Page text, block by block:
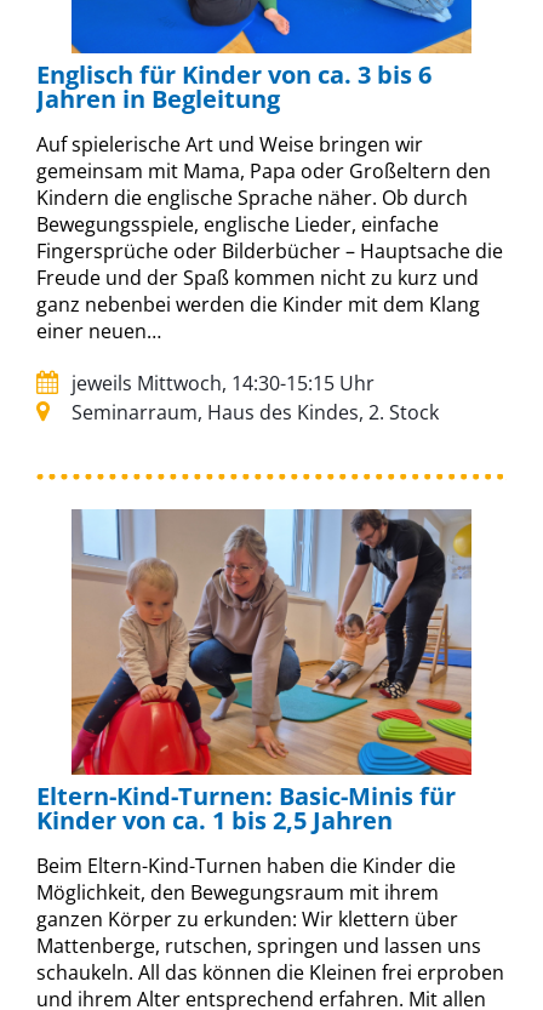
Englisch für Kinder von ca. 3 bis 6
Jahren in Begleitung
Auf spielerische Art und Weise bringen wir
gemeinsam mit Mama, Papa oder Großeltern den
Kindern die englische Sprache näher. Ob durch
Bewegungsspiele, englische Lieder, einfache
Fingersprüche oder Bilderbücher – Hauptsache die
Freude und der Spaß kommen nicht zu kurz und
ganz nebenbei werden die Kinder mit dem Klang
einer neuen…
jeweils Mittwoch, 14:30-15:15 Uhr
Seminarraum, Haus des Kindes, 2. Stock
Eltern-Kind-Turnen: Basic-Minis für
Kinder von ca. 1 bis 2,5 Jahren
Beim Eltern-Kind-Turnen haben die Kinder die
Möglichkeit, den Bewegungsraum mit ihrem
ganzen Körper zu erkunden: Wir klettern über
Mattenberge, rutschen, springen und lassen uns
schaukeln. All das können die Kleinen frei erproben
und ihrem Alter entsprechend erfahren. Mit allen